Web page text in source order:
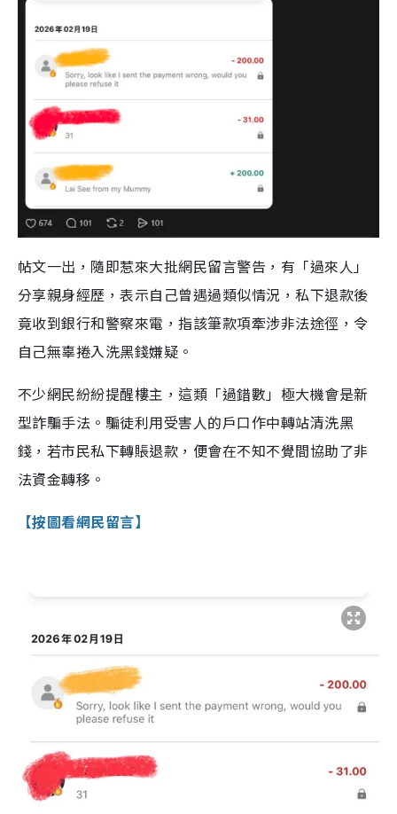
帖文一出，隨即惹來大批網民留言警告，有「過來人」
分享親身經歷，表示自己曾遇過類似情況，私下退款後
竟收到銀行和警察來電，指該筆款項牽涉非法途徑，令
自己無辜捲入洗黑錢嫌疑。
不少網民紛紛提醒樓主，這類「過錯數」極大機會是新
型詐騙手法。騙徒利用受害人的戶口作中轉站清洗黑
錢，若市民私下轉賬退款，便會在不知不覺間協助了非
法資金轉移。
【按圖看網民留言】